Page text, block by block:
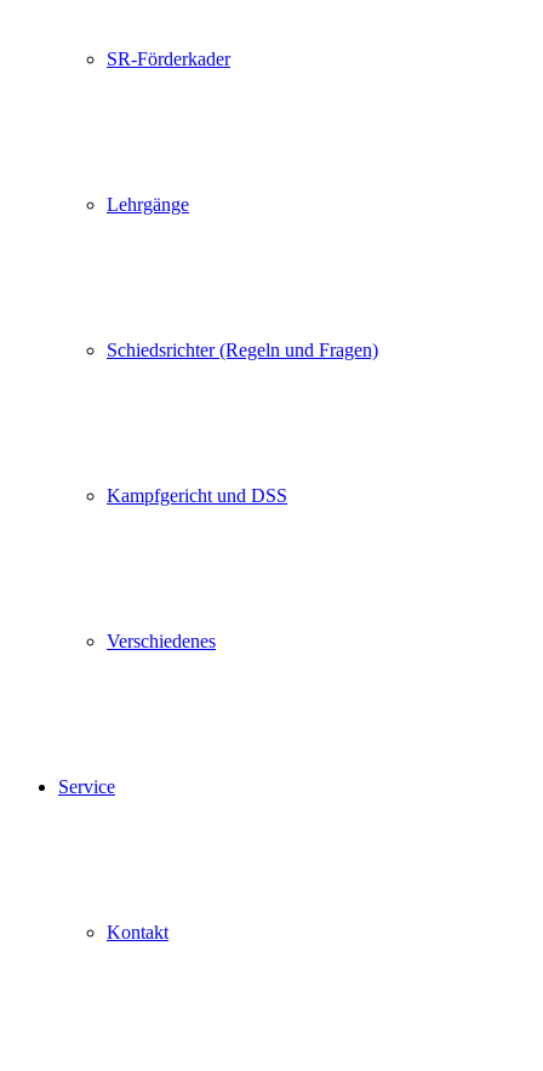
SR-Förderkader
Lehrgänge
Schiedsrichter (Regeln und Fragen)
Kampfgericht und DSS
Verschiedenes
Service
Kontakt